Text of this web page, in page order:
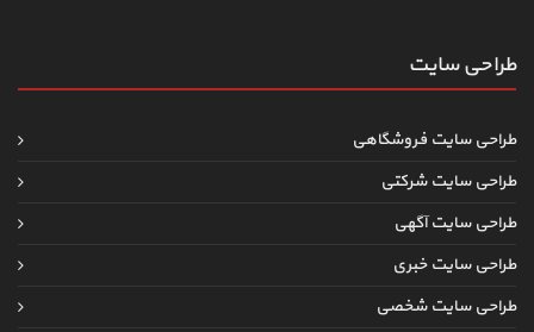
طراحی سایت
طراحی سایت فروشگاهی
طراحی سایت شرکتی
طراحی سایت آگهی
طراحی سایت خبری
طراحی سایت شخصی